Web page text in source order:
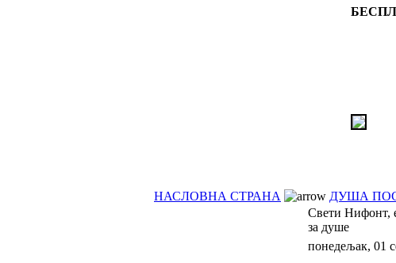
НАСЛОВНА СТРАНА ДУША
Свети Нифонт,
за душе
понедељак, 01